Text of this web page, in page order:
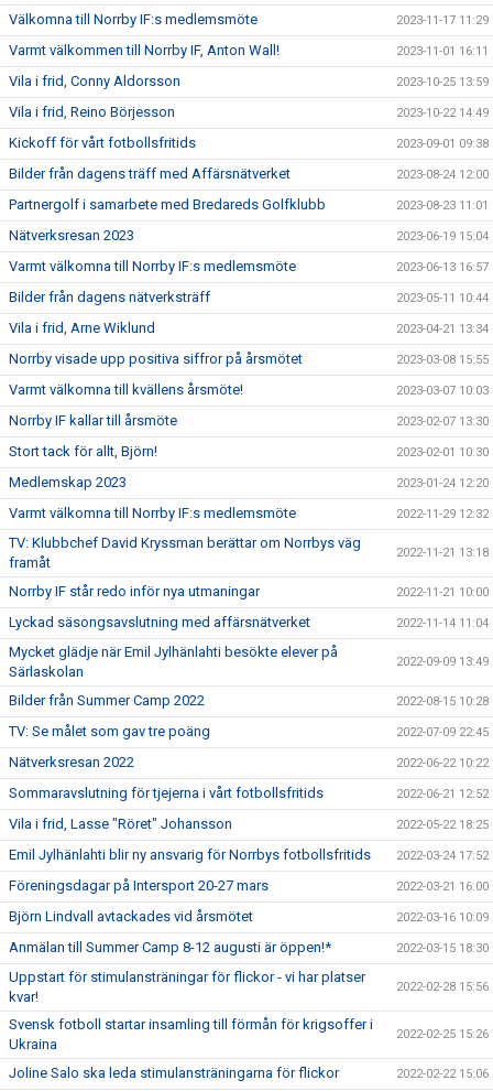
Välkomna till Norrby IF:s medlemsmöte 2023-11-17 11:29
Varmt välkommen till Norrby IF, Anton Wall! 2023-11-01 16:11
Vila i frid, Conny Aldorsson 2023-10-25 13:59
Vila i frid, Reino Börjesson 2023-10-22 14:49
Kickoff för vårt fotbollsfritids 2023-09-01 09:38
Bilder från dagens träff med Affärsnätverket 2023-08-24 12:00
Partnergolf i samarbete med Bredareds Golfklubb 2023-08-23 11:01
Nätverksresan 2023 2023-06-19 15:04
Varmt välkomna till Norrby IF:s medlemsmöte 2023-06-13 16:57
Bilder från dagens nätverksträff 2023-05-11 10:44
Vila i frid, Arne Wiklund 2023-04-21 13:34
Norrby visade upp positiva siffror på årsmötet 2023-03-08 15:55
Varmt välkomna till kvällens årsmöte! 2023-03-07 10:03
Norrby IF kallar till årsmöte 2023-02-07 13:30
Stort tack för allt, Björn! 2023-02-01 10:30
Medlemskap 2023 2023-01-24 12:20
Varmt välkomna till Norrby IF:s medlemsmöte 2022-11-29 12:32
TV: Klubbchef David Kryssman berättar om Norrbys väg
framåt
2022-11-21 13:18
Norrby IF står redo inför nya utmaningar 2022-11-21 10:00
Lyckad säsongsavslutning med affärsnätverket 2022-11-14 11:04
Mycket glädje när Emil Jylhänlahti besökte elever på
Särlaskolan
2022-09-09 13:49
Bilder från Summer Camp 2022 2022-08-15 10:28
TV: Se målet som gav tre poäng 2022-07-09 22:45
Nätverksresan 2022 2022-06-22 10:22
Sommaravslutning för tjejerna i vårt fotbollsfritids 2022-06-21 12:52
Vila i frid, Lasse "Röret" Johansson 2022-05-22 18:25
Emil Jylhänlahti blir ny ansvarig för Norrbys fotbollsfritids 2022-03-24 17:52
Föreningsdagar på Intersport 20-27 mars 2022-03-21 16:00
Björn Lindvall avtackades vid årsmötet 2022-03-16 10:09
Anmälan till Summer Camp 8-12 augusti är öppen!* 2022-03-15 18:30
Uppstart för stimulansträningar för flickor - vi har platser
kvar!
2022-02-28 15:56
Svensk fotboll startar insamling till förmån för krigsoffer i
Ukraina
2022-02-25 15:26
Joline Salo ska leda stimulansträningarna för flickor 2022-02-22 15:06